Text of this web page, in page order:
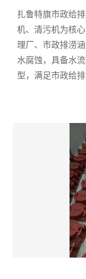
扎鲁特旗市政给
机、清污机为核
理厂、市政排涝
水腐蚀，具备水
型，满足市政给